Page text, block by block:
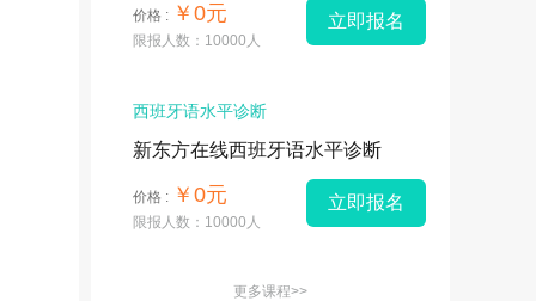
价格 : ￥0元
限报人数：10000人
立即报名
西班牙语水平诊断
新东方在线西班牙语水平诊断
价格 : ￥0元
限报人数：10000人
立即报名
更多课程>>